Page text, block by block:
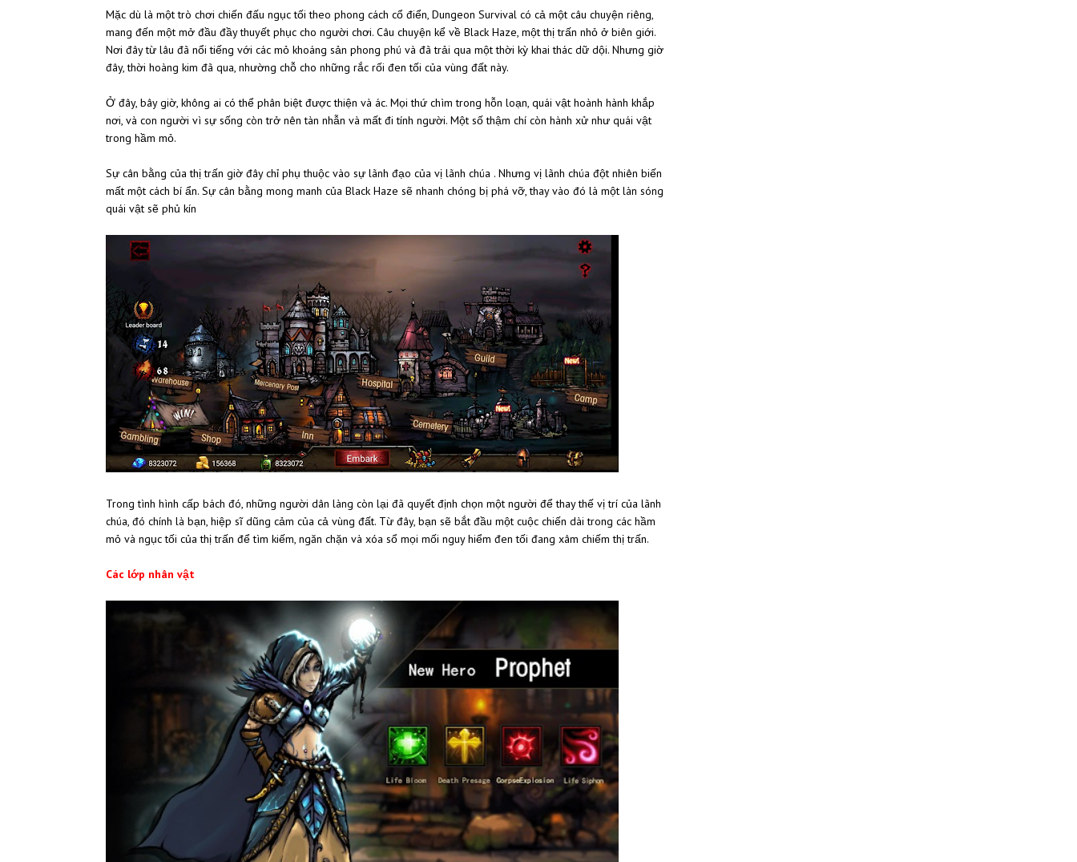
Mặc dù là một trò chơi chiến đấu ngục tối theo phong cách cổ điển, Dungeon Survival có cả một câu chuyện riêng,
mang đến một mở đầu đầy thuyết phục cho người chơi. Câu chuyện kể về Black Haze, một thị trấn nhỏ ở biên giới.
Nơi đây từ lâu đã nổi tiếng với các mỏ khoáng sản phong phú và đã trải qua một thời kỳ khai thác dữ dội. Nhưng giờ
đây, thời hoàng kim đã qua, nhường chỗ cho những rắc rối đen tối của vùng đất này.
Ở đây, bây giờ, không ai có thể phân biệt được thiện và ác. Mọi thứ chìm trong hỗn loạn, quái vật hoành hành khắp
nơi, và con người vì sự sống còn trở nên tàn nhẫn và mất đi tính người. Một số thậm chí còn hành xử như quái vật
trong hầm mỏ.
Sự cân bằng của thị trấn giờ đây chỉ phụ thuộc vào sự lãnh đạo của vị lãnh chúa . Nhưng vị lãnh chúa đột nhiên biến
mất một cách bí ẩn. Sự cân bằng mong manh của Black Haze sẽ nhanh chóng bị phá vỡ, thay vào đó là một làn sóng
quái vật sẽ phủ kín
Trong tình hình cấp bách đó, những người dân làng còn lại đã quyết định chọn một người để thay thế vị trí của lãnh
chúa, đó chính là bạn, hiệp sĩ dũng cảm của cả vùng đất. Từ đây, bạn sẽ bắt đầu một cuộc chiến dài trong các hầm
mỏ và ngục tối của thị trấn để tìm kiếm, ngăn chặn và xóa sổ mọi mối nguy hiểm đen tối đang xâm chiếm thị trấn.
Các lớp nhân vật